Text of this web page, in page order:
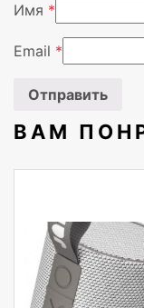
Имя *
Email *
ВАМ